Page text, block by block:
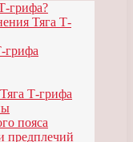
грифа?
Тяга Т-
грифа
Т-грифа
пояса
предплечий